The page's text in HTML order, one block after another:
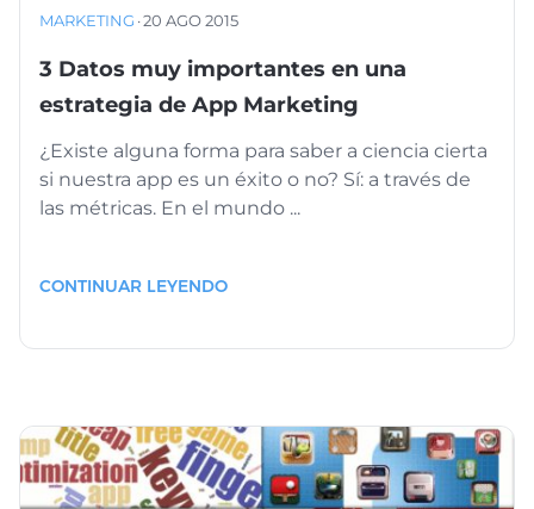
MARKETING ·20 AGO 2015
3 Datos muy importantes en una
estrategia de App Marketing
¿Existe alguna forma para saber a ciencia cierta
si nuestra app es un éxito o no? Sí: a través de
las métricas. En el mundo ...
CONTINUAR LEYENDO